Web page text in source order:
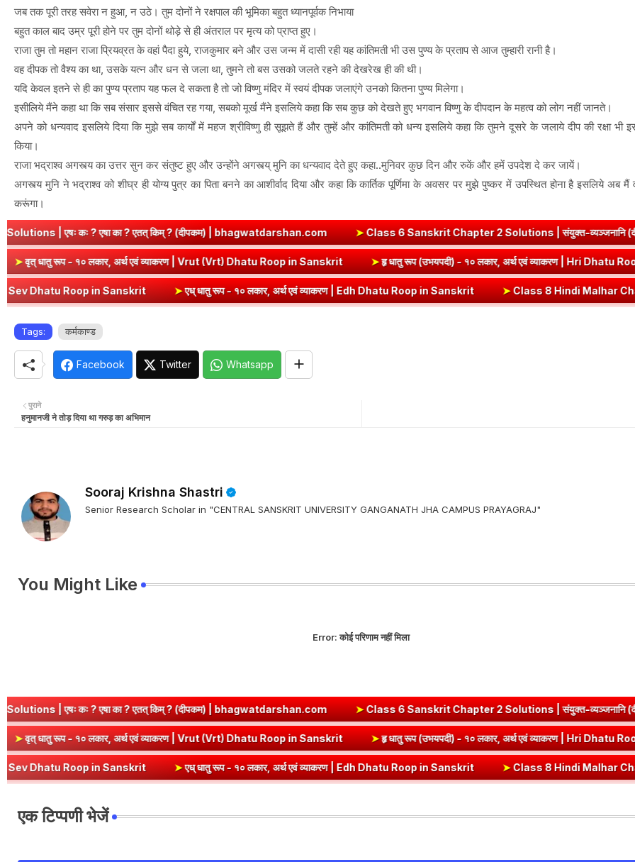
जब तक पूरी तरह सवेरा न हुआ, न उठे। तुम दोनों ने रक्षपाल की भूमिका बहुत ध्यानपूर्वक निभाया
बहुत काल बाद उम्र पूरी होने पर तुम दोनों थोड़े से ही अंतराल पर मृत्य को प्राप्त हुए।
राजा तुम तो महान राजा प्रियव्रत के वहां पैदा हुये, राजकुमार बने और उस जन्म में दासी रही यह कांतिमती भी उस पुण्य के प्रताप से आज तुम्हारी रानी है।
वह दीपक तो वैश्य का था, उसके यत्न और धन से जला था, तुमने तो बस उसको जलते रहने की देखरेख ही की थी।
यदि केवल इतने से ही का पुण्य प्रताप यह फल दे सकता है तो जो विष्णु मंदिर में स्वयं दीपक जलाएंगे उनको कितना पुण्य मिलेगा।
इसीलिये मैंने कहा था कि सब संसार इससे वंचित रह गया, सबको मूर्ख मैंने इसलिये कहा कि सब कुछ को देखते हुए भगवान विष्णु के दीपदान के महत्व को लोग नहीं जानते।
अपने को धन्यवाद इसलिये दिया कि मुझे सब कार्यों में महज श्रीविष्णु ही सूझते हैं और तुम्हें और कांतिमती को धन्य इसलिये कहा कि तुमने दूसरे के जलाये दीप की रक्षा भी
किया।
राजा भद्राश्व अगस्त्य का उत्तर सुन कर संतुष्ट हुए और उन्होंने अगस्त्य् मुनि का धन्यवाद देते हुए कहा..मुनिवर कुछ दिन और रुकें और हमें उपदेश दे कर जायें।
अगस्त्य मुनि ने भद्राश्व को शीघ्र ही योग्य पुत्र का पिता बनने का आशीर्वाद दिया और कहा कि कार्तिक पूर्णिमा के अवसर पर मुझे पुष्कर में उपस्थित होना है इसलिये अब मैं
करूंगा।
एषा का ? एतत् किम् ? (दीपकम) | bhagwatdarshan.com ➤Class 6 Sanskrit Chapter 2 Solutions | संयुक्त-व्यञ्जनानि (दीपकम) |
in Sanskrit ➤वृत् धातु रूप - १० लकार, अर्थ एवं व्याकरण | Vrut (Vrt) Dhatu Roop in Sanskrit ➤हृ धातु रूप (उभयपदी) - १० लकार, अर्थ एवं
Roop in Sanskrit ➤एध् धातु रूप - १० लकार, अर्थ एवं व्याकरण | Edh Dhatu Roop in Sanskrit ➤Class 8 Hindi Malhar Chapter 4 Haridwar |
Tags: कर्मकाण्ड
Facebook Twitter Whatsapp
पुराने
हनुमानजी ने तोड़ दिया था गरुड़ का अभिमान
Sooraj Krishna Shastri
Senior Research Scholar in "CENTRAL SANSKRIT UNIVERSITY GANGANATH JHA CAMPUS PRAYAGRAJ"
You Might Like
Error:कोई परिणाम नहीं मिला
एषा का ? एतत् किम् ? (दीपकम) | bhagwatdarshan.com ➤Class 6 Sanskrit Chapter 2 Solutions | संयुक्त-व्यञ्जनानि (दीपकम) |
in Sanskrit ➤वृत् धातु रूप - १० लकार, अर्थ एवं व्याकरण | Vrut (Vrt) Dhatu Roop in Sanskrit ➤हृ धातु रूप (उभयपदी) - १० लकार, अर्थ एवं
Roop in Sanskrit ➤एध् धातु रूप - १० लकार, अर्थ एवं व्याकरण | Edh Dhatu Roop in Sanskrit ➤Class 8 Hindi Malhar Chapter 4 Haridwar |
एक टिप्पणी भेजें